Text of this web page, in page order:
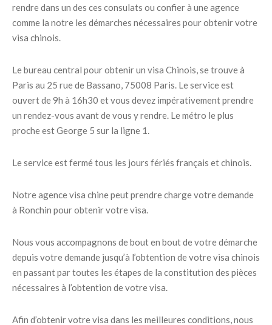
rendre dans un des ces consulats ou confier à une agence
comme la notre les démarches nécessaires pour obtenir votre
visa chinois.
Le bureau central pour obtenir un visa Chinois, se trouve à
Paris au 25 rue de Bassano, 75008 Paris. Le service est
ouvert de 9h à 16h30 et vous devez impérativement prendre
un rendez-vous avant de vous y rendre. Le métro le plus
proche est George 5 sur la ligne 1.
Le service est fermé tous les jours fériés français et chinois.
Notre agence visa chine peut prendre charge votre demande
à Ronchin pour obtenir votre visa.
Nous vous accompagnons de bout en bout de votre démarche
depuis votre demande jusqu’à l’obtention de votre visa chinois
en passant par toutes les étapes de la constitution des pièces
nécessaires à l’obtention de votre visa.
Afin d’obtenir votre visa dans les meilleures conditions, nous